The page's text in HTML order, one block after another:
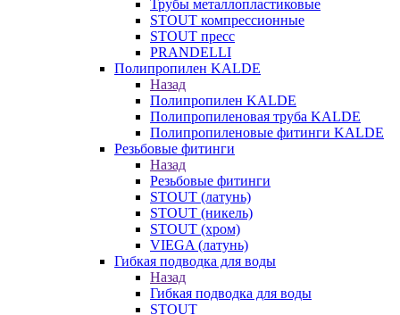
Трубы металлопластиковые
STOUT компрессионные
STOUT пресс
PRANDELLI
Полипропилен KALDE
Назад
Полипропилен KALDE
Полипропиленовая труба KALDE
Полипропиленовые фитинги KALDE
Резьбовые фитинги
Назад
Резьбовые фитинги
STOUT (латунь)
STOUT (никель)
STOUT (хром)
VIEGA (латунь)
Гибкая подводка для воды
Назад
Гибкая подводка для воды
STOUT